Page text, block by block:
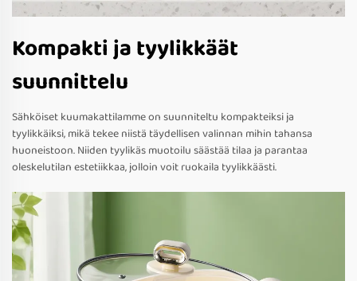
Kompakti ja tyylikkäät
suunnittelu
Sähköiset kuumakattilamme on suunniteltu kompakteiksi ja
tyylikkäiksi, mikä tekee niistä täydellisen valinnan mihin tahansa
huoneistoon. Niiden tyylikäs muotoilu säästää tilaa ja parantaa
oleskelutilan estetiikkaa, jolloin voit ruokaila tyylikkäästi.